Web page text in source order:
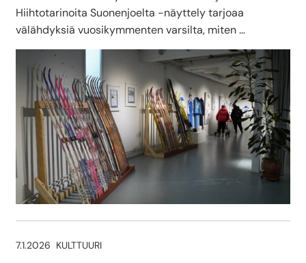
Hiihtotarinoita Suonenjoelta -näyttely tarjoaa
välähdyksiä vuosikymmenten varsilta, miten …
7.1.2026 KULTTUURI